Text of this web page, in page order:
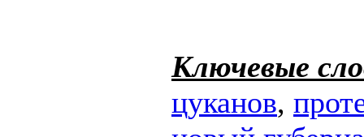
Ключевые
цуканов,